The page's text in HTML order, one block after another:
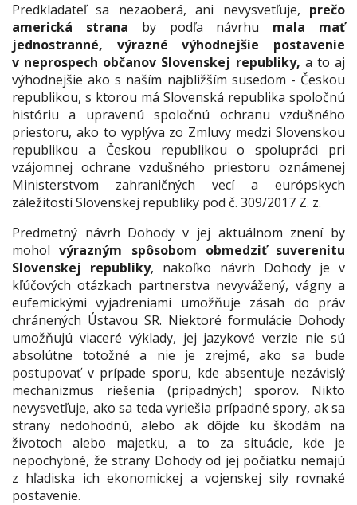
Predkladateľ sa nezaoberá, ani nevysvetľuje, prečo
americká strana by podľa návrhu mala mať
jednostranné, výrazné výhodnejšie postavenie
v neprospech občanov Slovenskej republiky, a to aj
výhodnejšie ako s naším najbližším susedom - Českou
republikou, s ktorou má Slovenská republika spoločnú
históriu a upravenú spoločnú ochranu vzdušného
priestoru, ako to vyplýva zo Zmluvy medzi Slovenskou
republikou a Českou republikou o spolupráci pri
vzájomnej ochrane vzdušného priestoru oznámenej
Ministerstvom zahraničných vecí a európskych
záležitostí Slovenskej republiky pod č. 309/2017 Z. z.
Predmetný návrh Dohody v jej aktuálnom znení by
moholvýrazným spôsobom obmedziť suverenitu
Slovenskej republiky, nakoľko návrh Dohody je v
kľúčových otázkach partnerstva nevyvážený, vágny a
eufemickými vyjadreniami umožňuje zásah do práv
chránených Ústavou SR. Niektoré formulácie Dohody
umožňujú viaceré výklady, jej jazykové verzie nie sú
absolútne totožné a nie je zrejmé, ako sa bude
postupovať v prípade sporu, kde absentuje nezávislý
mechanizmus riešenia (prípadných) sporov. Nikto
nevysvetľuje, ako sa teda vyriešia prípadné spory, ak sa
strany nedohodnú, alebo ak dôjde ku škodám na
životoch alebo majetku, a to za situácie, kde je
nepochybné, že strany Dohody od jej počiatku nemajú
z hľadiska ich ekonomickej a vojenskej sily rovnaké
postavenie.